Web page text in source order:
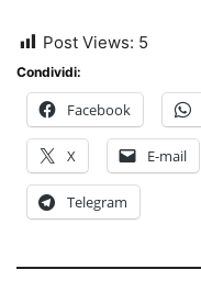
Post Views: 5
Condividi:
Facebook
X E-mail
Telegram